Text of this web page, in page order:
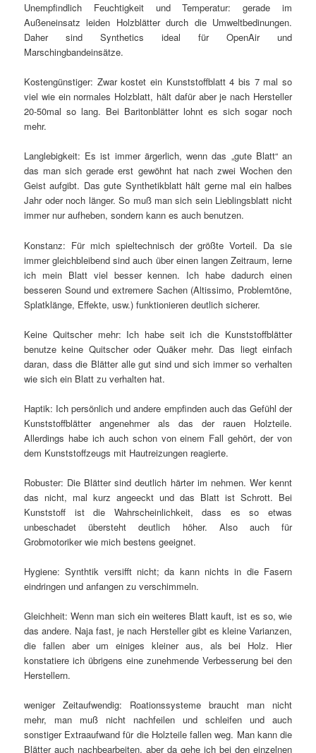
Unempfindlich Feuchtigkeit und Temperatur: gerade im
Außeneinsatz leiden Holzblätter durch die Umweltbedinungen.
Daher sind Synthetics ideal für OpenAir und
Marschingbandeinsätze.
Kostengünstiger: Zwar kostet ein Kunststoffblatt 4 bis 7 mal so
viel wie ein normales Holzblatt, hält dafür aber je nach Hersteller
20-50mal so lang. Bei Baritonblätter lohnt es sich sogar noch
mehr.
Langlebigkeit: Es ist immer ärgerlich, wenn das „gute Blatt“ an
das man sich gerade erst gewöhnt hat nach zwei Wochen den
Geist aufgibt. Das gute Synthetikblatt hält gerne mal ein halbes
Jahr oder noch länger. So muß man sich sein Lieblingsblatt nicht
immer nur aufheben, sondern kann es auch benutzen.
Konstanz: Für mich spieltechnisch der größte Vorteil. Da sie
immer gleichbleibend sind auch über einen langen Zeitraum, lerne
ich mein Blatt viel besser kennen. Ich habe dadurch einen
besseren Sound und extremere Sachen (Altissimo, Problemtöne,
Splatklänge, Effekte, usw.) funktionieren deutlich sicherer.
Keine Quitscher mehr: Ich habe seit ich die Kunststoffblätter
benutze keine Quitscher oder Quäker mehr. Das liegt einfach
daran, dass die Blätter alle gut sind und sich immer so verhalten
wie sich ein Blatt zu verhalten hat.
Haptik: Ich persönlich und andere empfinden auch das Gefühl der
Kunststoffblätter angenehmer als das der rauen Holzteile.
Allerdings habe ich auch schon von einem Fall gehört, der von
dem Kunststoffzeugs mit Hautreizungen reagierte.
Robuster: Die Blätter sind deutlich härter im nehmen. Wer kennt
das nicht, mal kurz angeeckt und das Blatt ist Schrott. Bei
Kunststoff ist die Wahrscheinlichkeit, dass es so etwas
unbeschadet übersteht deutlich höher. Also auch für
Grobmotoriker wie mich bestens geeignet.
Hygiene: Synthtik versifft nicht; da kann nichts in die Fasern
eindringen und anfangen zu verschimmeln.
Gleichheit: Wenn man sich ein weiteres Blatt kauft, ist es so, wie
das andere. Naja fast, je nach Hersteller gibt es kleine Varianzen,
die fallen aber um einiges kleiner aus, als bei Holz. Hier
konstatiere ich übrigens eine zunehmende Verbesserung bei den
Herstellern.
weniger Zeitaufwendig: Roationssysteme braucht man nicht
mehr, man muß nicht nachfeilen und schleifen und auch
sonstiger Extraaufwand für die Holzteile fallen weg. Man kann die
Blätter auch nachbearbeiten, aber da gehe ich bei den einzelnen